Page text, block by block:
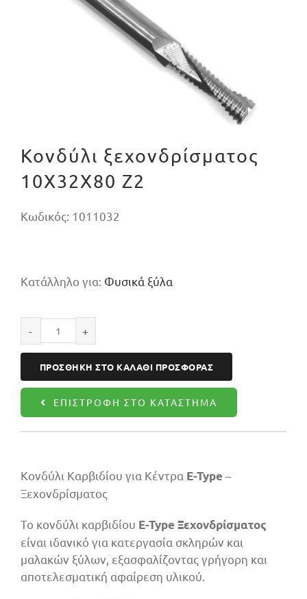
Κονδύλι ξεχονδρίσματος
10X32X80 Z2
Κωδικός: 1011032
Κατάλληλο για: Φυσικά ξύλα
Κονδύλι
ξεχονδρίσματος
10X32X80
Z2
ποσότητα
ΠΡΟΣΘΉΚΗ ΣΤΟ ΚΑΛΆΘΙ ΠΡΟΣΦΟΡΆΣ
ΕΠΙΣΤΡΟΦΉ ΣΤΟ ΚΑΤΆΣΤΗΜΑ
Κονδύλι Καρβιδίου για ΚέντραE-Type –
Ξεχονδρίσματος
Το κονδύλι καρβιδίου E-Type Ξεχονδρίσματος
είναι ιδανικό για κατεργασία σκληρών και
μαλακών ξύλων, εξασφαλίζοντας γρήγορη και
αποτελεσματική αφαίρεση υλικού.